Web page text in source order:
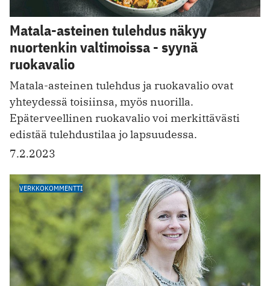
Matala-asteinen tulehdus näkyy
nuortenkin valtimoissa - syynä
ruokavalio
Matala-asteinen tulehdus ja ruokavalio ovat
yhteydessä toisiinsa, myös nuorilla.
Epäterveellinen ruokavalio voi merkittävästi
edistää tulehdustilaa jo lapsuudessa.
7.2.2023
VERKKOKOMMENTTI